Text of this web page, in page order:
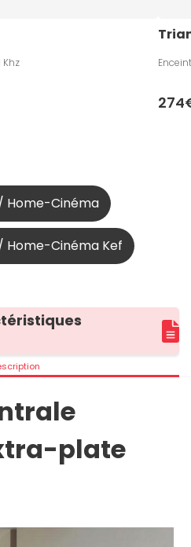
Khz
Home-Cinéma
Home-Cinéma Kef
plate